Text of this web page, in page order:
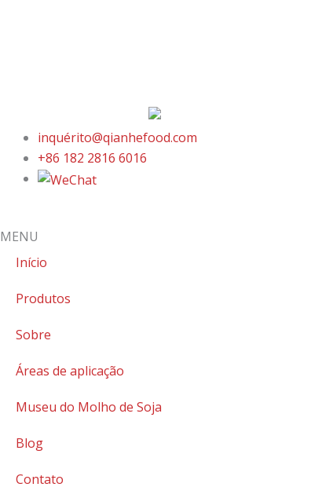
inquérito@qianhefood.com
+86 182 2816 6016
MENU
Início
Produtos
Sobre
Áreas de aplicação
Museu do Molho de Soja
Blog
Contato